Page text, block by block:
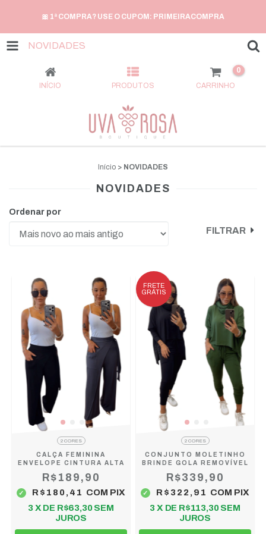
🎀 1ª COMPRA? USE O CUPOM: PRIMEIRACOMPRA
NOVIDADES
INÍCIO PRODUTOS CARRINHO
0
Início > NOVIDADES
NOVIDADES
Ordenar por
FILTRAR
2 CORES
CALÇA FEMININA
ENVELOPE CINTURA ALTA
R$189,90
R$180,41 COM PIX
3 X DE R$63,30 SEM
JUROS
FRETE
GRÁTIS
2 CORES
CONJUNTO MOLETINHO
BRINDE GOLA REMOVÍVEL
R$339,90
R$322,91 COM PIX
3 X DE R$113,30 SEM
JUROS